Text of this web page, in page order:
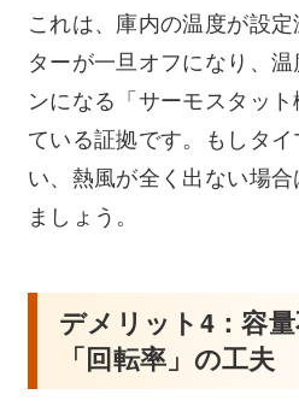
これは、庫内の温度が設
ターが一旦オフになり、
ンになる「サーモスタッ
ている証拠です。もしタ
い、熱風が全く出ない場
ましょう。
デメリット4：容
「回転率」の工夫